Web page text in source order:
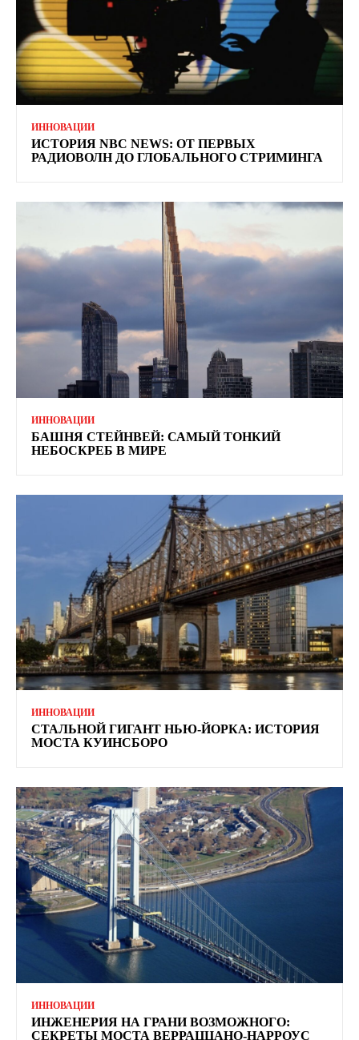
ИННОВАЦИИ
ИСТОРИЯ NBC NEWS: ОТ ПЕРВЫХ
РАДИОВОЛН ДО ГЛОБАЛЬНОГО СТРИМИНГА
ИННОВАЦИИ
БАШНЯ СТЕЙНВЕЙ: САМЫЙ ТОНКИЙ
НЕБОСКРЕБ В МИРЕ
ИННОВАЦИИ
СТАЛЬНОЙ ГИГАНТ НЬЮ-ЙОРКА: ИСТОРИЯ
МОСТА КУИНСБОРО
ИННОВАЦИИ
ИНЖЕНЕРИЯ НА ГРАНИ ВОЗМОЖНОГО:
СЕКРЕТЫ МОСТА ВЕРРАЦЦАНО-НАРРОУС